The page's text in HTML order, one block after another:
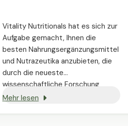
Vitality Nutritionals hat es sich zur
Aufgabe gemacht, Ihnen die
besten Nahrungsergänzungsmittel
und Nutrazeutika anzubieten, die
durch die neueste
wissenschaftliche Forschung
gestützt werden und nachweislich
Mehr lesen